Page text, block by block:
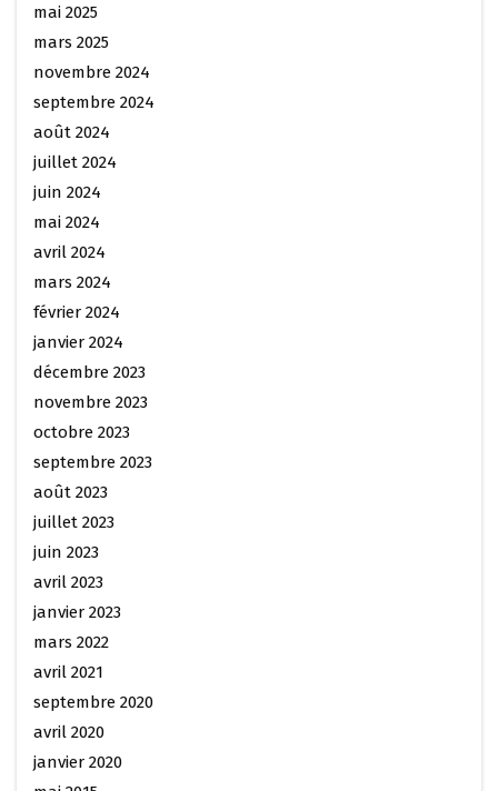
mai 2025
mars 2025
novembre 2024
septembre 2024
août 2024
juillet 2024
juin 2024
mai 2024
avril 2024
mars 2024
février 2024
janvier 2024
décembre 2023
novembre 2023
octobre 2023
septembre 2023
août 2023
juillet 2023
juin 2023
avril 2023
janvier 2023
mars 2022
avril 2021
septembre 2020
avril 2020
janvier 2020